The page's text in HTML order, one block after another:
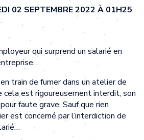
02 SEPTEMBRE 2022 À 01H25
qui surprend un salarié en
train de fumer dans un atelier de
cela est rigoureusement interdit, son
faute grave. Sauf que rien
est concerné par l’interdiction de